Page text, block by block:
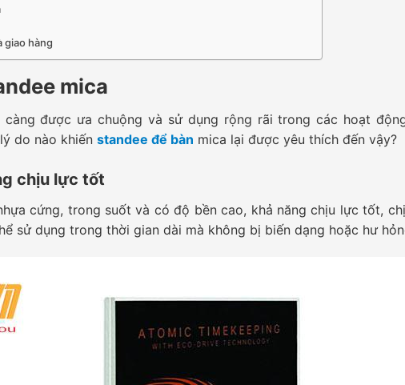
giao hàng
mica
càng được ưa chuộng và sử dụng rộng rãi trong các hoạt
do nào khiến standee để bàn mica lại được yêu thích đến vậy?
chịu lực tốt
cứng, trong suốt và có độ bền cao, khả năng chịu lực tốt,
sử dụng trong thời gian dài mà không bị biến dạng hoặc hư